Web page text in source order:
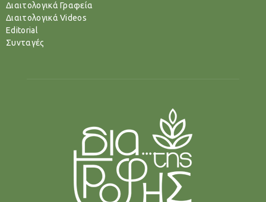
Διαιτολογικά Γραφεία
Διαιτολογικά Videos
Editorial
Συνταγές